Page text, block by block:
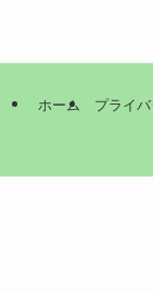
ホーム プライ